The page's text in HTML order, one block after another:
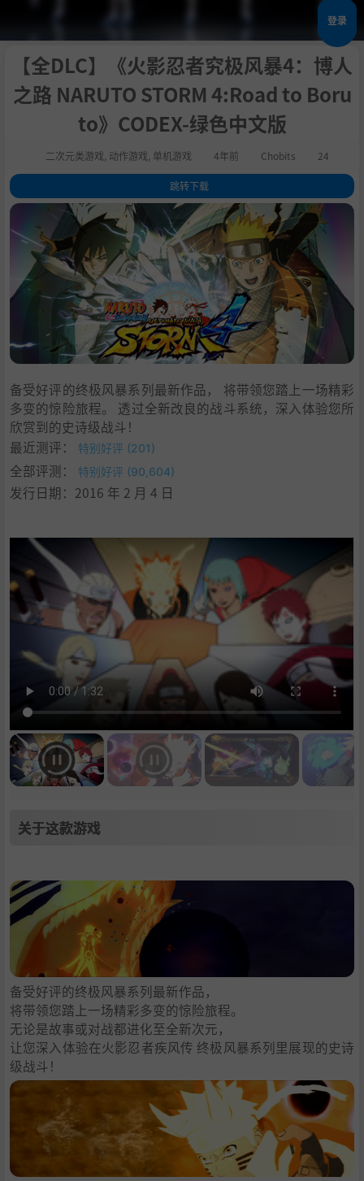
登录
【全DLC】《火影忍者究极风暴4：博人
之路 NARUTO STORM 4:Road to Boru
to》CODEX-绿色中文版
二次元类游戏 动作游戏 单机游戏 4年前 Chobits 24
跳转下载
1.关于这款游戏
系统需求
. 支持作者
通用教程
5 . 学习版下载
备受好评的终极风暴系列最新作品， 将带领您踏上一场精彩
多变的惊险旅程。 透过全新改良的战斗系统，深入体验您所
欣赏到的史诗级战斗！
最近测评：
特别好评 (201)
全部评测： 特别好评 (90,604)
发行日期：2016 年 2 月 4 日
关于这款游戏
备受好评的终极风暴系列最新作品，
将带领您踏上一场精彩多变的惊险旅程。
无论是故事或对战都进化至全新次元，
让您深入体验在火影忍者疾风传 终极风暴系列里展现的史诗
级战斗！